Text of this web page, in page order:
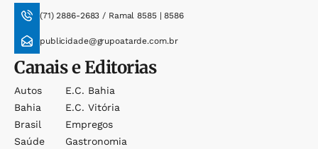
(71) 2886-2683 / Ramal 8585 | 8586
publicidade@grupoatarde.com.br
Canais e Editorias
Autos
Bahia
Brasil
Saúde
E.c. Bahia
E.c. Vitória
Empregos
Gastronomia